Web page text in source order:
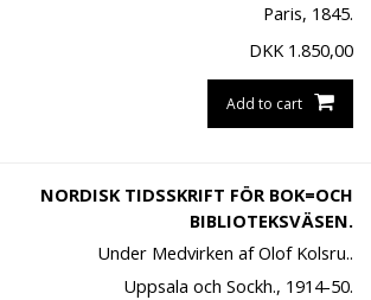
Paris, 1845.
DKK 1.850,00
Add to cart
NORDISK TIDSSKRIFT FÖR BOK=OCH
BIBLIOTEKSVÄSEN.
Under Medvirken af Olof Kolsru..
Uppsala och Sockh., 1914-50.